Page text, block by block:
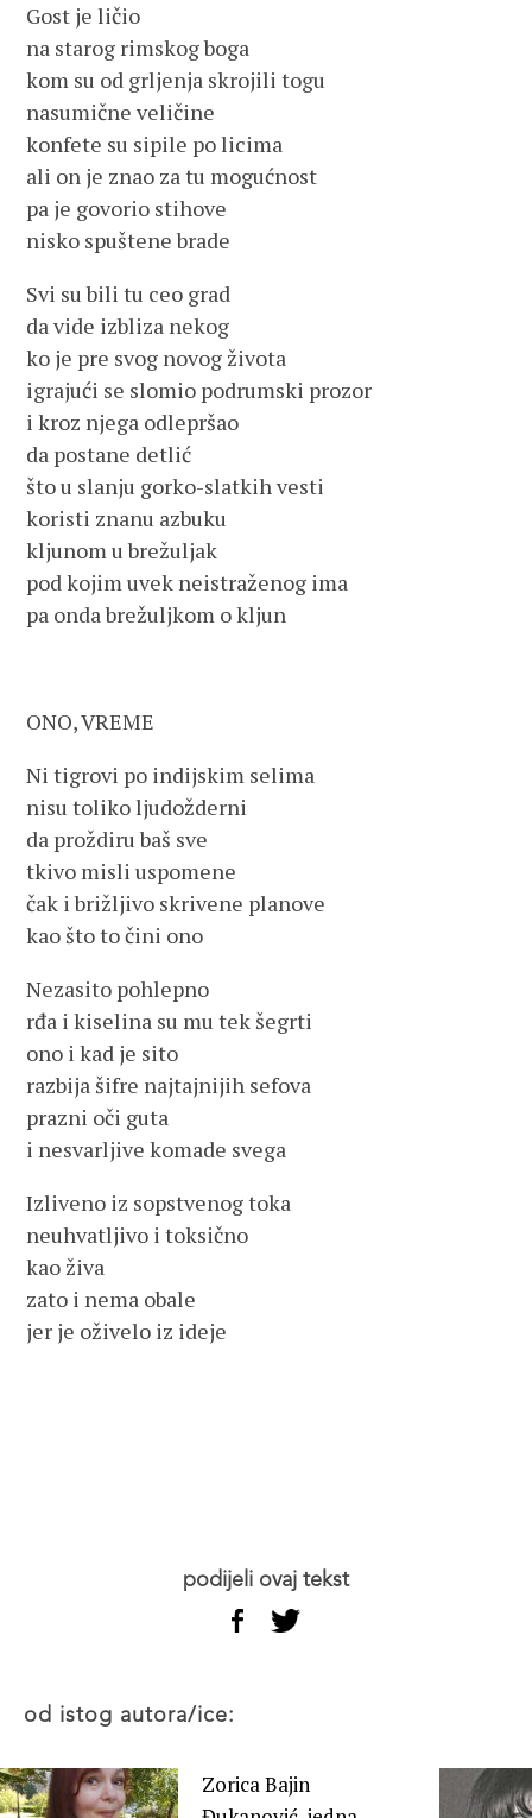
Gost je ličio
na starog rimskog boga
kom su od grljenja skrojili togu
nasumične veličine
konfete su sipile po licima
ali on je znao za tu mogućnost
pa je govorio stihove
nisko spuštene brade
Svi su bili tu ceo grad
da vide izbliza nekog
ko je pre svog novog života
igrajući se slomio podrumski prozor
i kroz njega odlepršao
da postane detlić
što u slanju gorko-slatkih vesti
koristi znanu azbuku
kljunom u brežuljak
pod kojim uvek neistraženog ima
pa onda brežuljkom o kljun
ONO, VREME
Ni tigrovi po indijskim selima
nisu toliko ljudožderni
da proždiru baš sve
tkivo misli uspomene
čak i brižljivo skrivene planove
kao što to čini ono
Nezasito pohlepno
rđa i kiselina su mu tek šegrti
ono i kad je sito
razbija šifre najtajnijih sefova
prazni oči guta
i nesvarljive komade svega
Izliveno iz sopstvenog toka
neuhvatljivo i toksično
kao živa
zato i nema obale
jer je oživelo iz ideje
podijeli ovaj tekst
od istog autora/ice:
Zorica Bajin